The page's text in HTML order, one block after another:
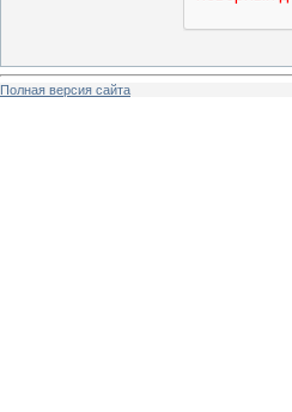
Полная версия сайта